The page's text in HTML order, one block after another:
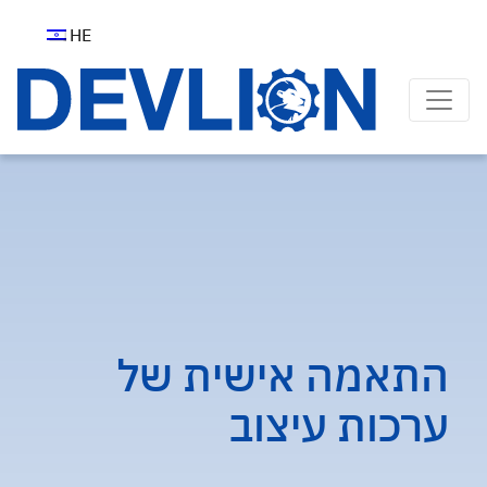
HE
התאמה אישית של
ערכות עיצוב